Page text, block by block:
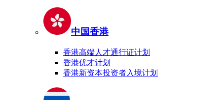
中国香港
香港高端人才通行证计划
香港优才计划
香港新资本投资者入境计划